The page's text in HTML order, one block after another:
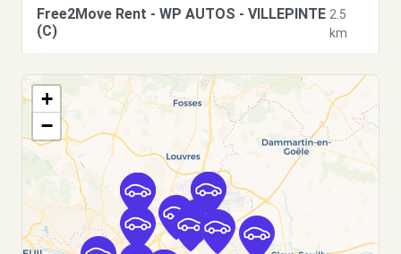
Free2Move Rent - WP AUTOS - VILLEPINTE
(C)
2.5
km
VILLEPINTE, 93420
Voir l'agence
Free2Move Rent - AULNAY AUTOMOBILES -
AULNAY-SOUS-BOIS (C)
111 RUE AUGUSTE RENOIR
AULNAY-SOUS-BOIS, 93600
+
−